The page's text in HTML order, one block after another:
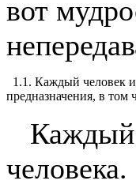
вот
1.1. Каждый человек
предназначения, в
Каждый